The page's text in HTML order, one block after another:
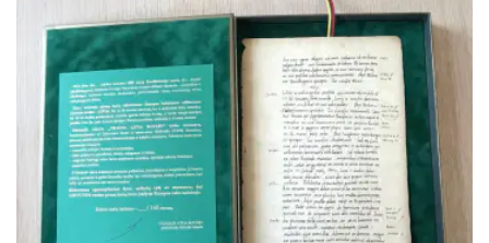
Skapiškėnų Gražinos ir Igno Vilimų sodybos
daržinaitėje verda darbai, bet pačios didžiausios
šiaudų skulptūros jau padarytos.